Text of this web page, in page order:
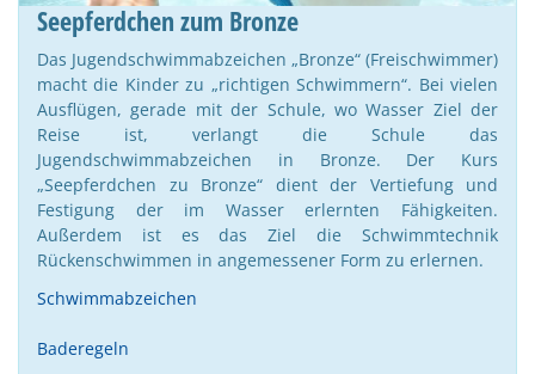
Seepferdchen zum Bronze
Das Jugendschwimmabzeichen „Bronze“ (Freischwimmer)
macht die Kinder zu „richtigen Schwimmern“. Bei vielen
Ausflügen, gerade mit der Schule, wo Wasser Ziel der
Reise ist, verlangt die Schule das
Jugendschwimmabzeichen in Bronze. Der Kurs
„Seepferdchen zu Bronze“ dient der Vertiefung und
Festigung der im Wasser erlernten Fähigkeiten.
Außerdem ist es das Ziel die Schwimmtechnik
Rückenschwimmen in angemessener Form zu erlernen.
Schwimmabzeichen
Baderegeln